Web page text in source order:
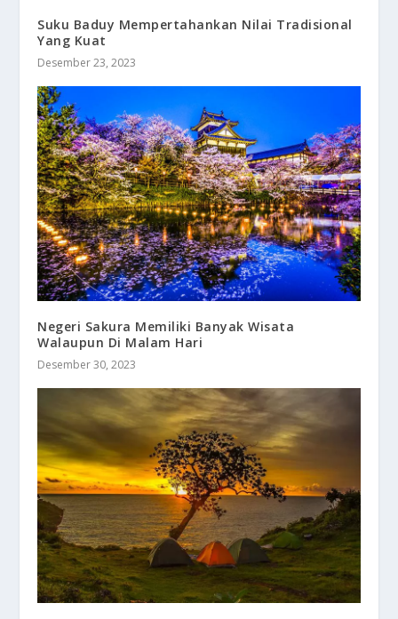
Suku Baduy Mempertahankan Nilai Tradisional
Yang Kuat
Desember 23, 2023
Negeri Sakura Memiliki Banyak Wisata
Walaupun Di Malam Hari
Desember 30, 2023